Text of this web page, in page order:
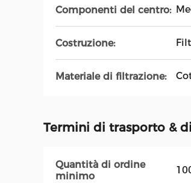
Componenti del centro:
Costruzione:
Materiale di filtrazione:
Termini di trasporto &
Quantità di ordine
minimo